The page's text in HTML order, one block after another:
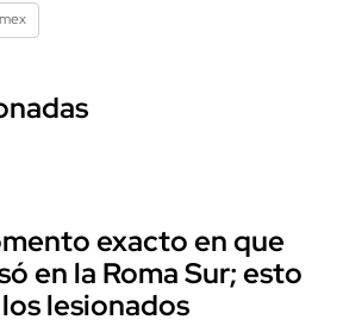
exacto en que
en la Roma Sur; esto
lesionados